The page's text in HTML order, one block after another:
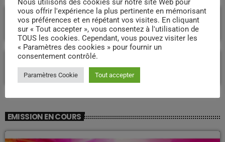
Martinique : quelle voie pour un
développement durable et souverain pour
l’avenir ?
Proposition de loi « Réparation » : l’article
26 relance le débat sur un accord de 1946
en Martinique
EMISSION EN COURS
vous offrir l'expérience la plus pertinente en mémorisant
vos préférences et en répétant vos visites. En cliquant
sur « Tout accepter », vous consentez à l'utilisation de
TOUS les cookies. Cependant, vous pouvez visiter les
« Paramètres des cookies » pour fournir un
consentement contrôlé.
Paramètres Cookie Tout accepter